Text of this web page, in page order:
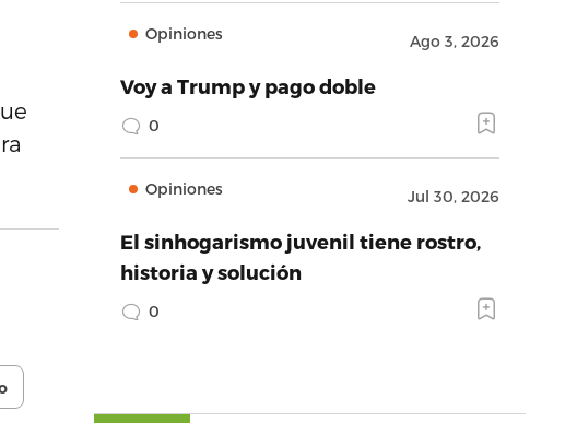
Opiniones Ago 3, 2026
Voy a Trump y pago doble
0
Opiniones Jul 30, 2026
El sinhogarismo juvenil tiene rostro,
historia y solución
0